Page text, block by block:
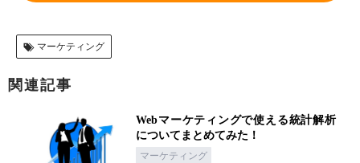
マーケティング
関連記事
Webマーケティングで使える統計解析
についてまとめてみた！
マーケティング